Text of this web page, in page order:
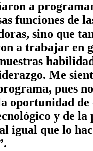
a
funciones de
sino que
a trabajar en
Me
pues
oportunidad de
y de la
igual que lo